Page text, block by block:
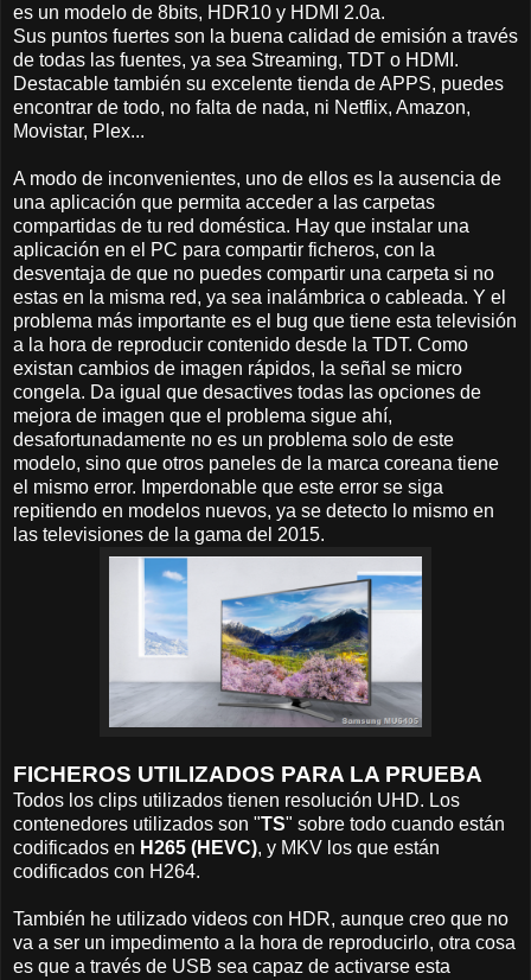
es un modelo de 8bits, HDR10 y HDMI 2.0a.
Sus puntos fuertes son la buena calidad de emisión a través
de todas las fuentes, ya sea Streaming, TDT o HDMI.
Destacable también su excelente tienda de APPS, puedes
encontrar de todo, no falta de nada, ni Netflix, Amazon,
Movistar, Plex...
A modo de inconvenientes, uno de ellos es la ausencia de
una aplicación que permita acceder a las carpetas
compartidas de tu red doméstica. Hay que instalar una
aplicación en el PC para compartir ficheros, con la
desventaja de que no puedes compartir una carpeta si no
estas en la misma red, ya sea inalámbrica o cableada. Y el
problema más importante es el bug que tiene esta televisión
a la hora de reproducir contenido desde la TDT. Como
existan cambios de imagen rápidos, la señal se micro
congela. Da igual que desactives todas las opciones de
mejora de imagen que el problema sigue ahí,
desafortunadamente no es un problema solo de este
modelo, sino que otros paneles de la marca coreana tiene
el mismo error. Imperdonable que este error se siga
repitiendo en modelos nuevos, ya se detecto lo mismo en
las televisiones de la gama del 2015.
FICHEROS UTILIZADOS PARA LA PRUEBA
Todos los clips utilizados tienen resolución UHD. Los
contenedores utilizados son "TS" sobre todo cuando están
codificados en H265 (HEVC), y MKV los que están
codificados con H264.
También he utilizado videos con HDR, aunque creo que no
va a ser un impedimento a la hora de reproducirlo, otra cosa
es que a través de USB sea capaz de activarse esta